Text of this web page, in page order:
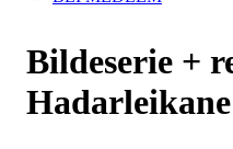
Bildeserie +